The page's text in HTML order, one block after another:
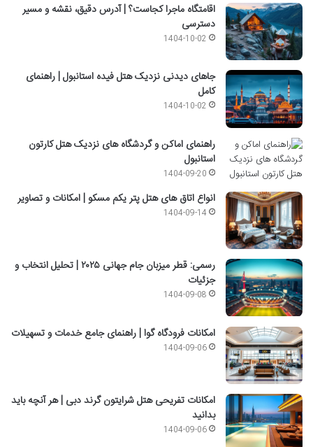
اقامتگاه ماجرا کجاست؟ | آدرس دقیق، نقشه و مسیر
دسترسی
1404-10-02
جاهای دیدنی نزدیک هتل فیده استانبول | راهنمای
کامل
1404-10-02
راهنمای اماکن و گردشگاه های نزدیک هتل کارتون
استانبول
1404-09-20
انواع اتاق های هتل پتر یکم مسکو | امکانات و تصاویر
1404-09-14
رسمی: قطر میزبان جام جهانی ۲۰۲۵ | تحلیل انتخاب و
جزئیات
1404-09-08
امکانات فرودگاه گوا | راهنمای جامع خدمات و تسهیلات
1404-09-06
امکانات تفریحی هتل شرایتون گرند دبی | هر آنچه باید
بدانید
1404-09-06